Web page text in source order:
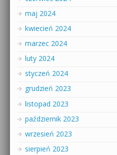
maj 2024
kwiecień 2024
marzec 2024
luty 2024
styczeń 2024
grudzień 2023
listopad 2023
październik 2023
wrzesień 2023
sierpień 2023